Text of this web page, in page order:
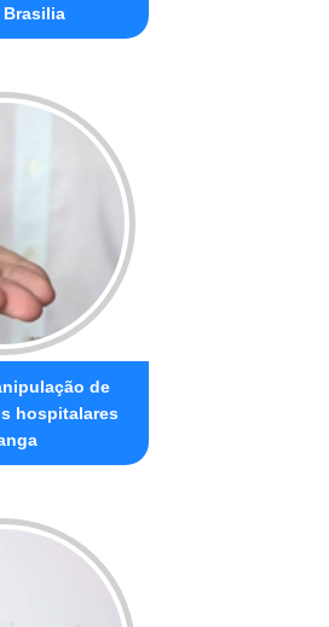
de
hospitalares